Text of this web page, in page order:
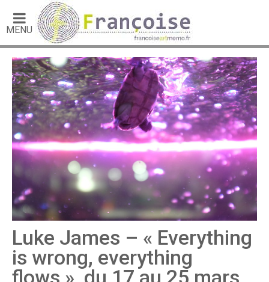
MENU
Luke James – « Everything
is wrong, everything